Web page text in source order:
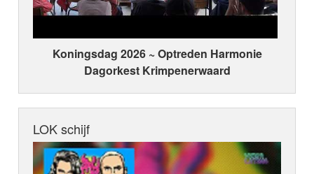
Koningsdag 2026 ~ Optreden Harmonie
Dagorkest Krimpenerwaard
LOK schijf